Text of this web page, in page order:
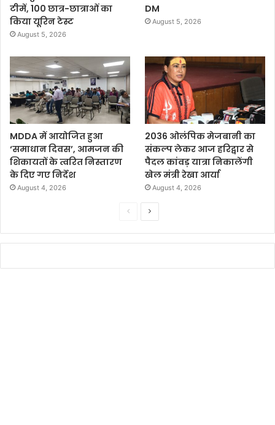
टीमें, 100 छात्र-छात्राओं का
किया यूरिन टेस्ट
August 5, 2026
DM
August 5, 2026
MDDA में आयोजित हुआ
‘समाधान दिवस’, आमजन की
शिकायतों के त्वरित निस्तारण
के दिए गए निर्देश
August 4, 2026
2036 ओलंपिक मेजबानी का
संकल्प लेकर आज हरिद्वार से
पैदल कांवड़ यात्रा निकालेंगी
खेल मंत्री रेखा आर्या
August 4, 2026
e
x